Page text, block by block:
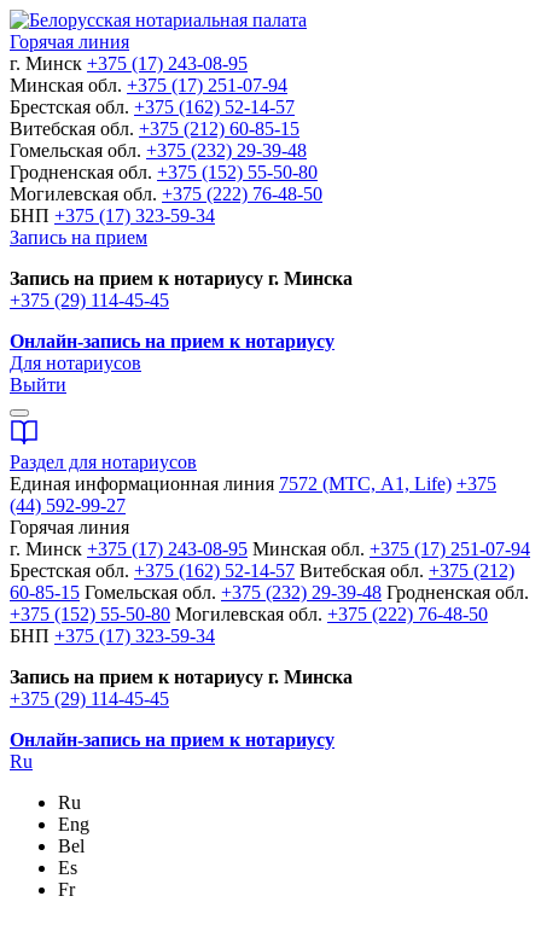
Горячая линия
г. Минск +375 (17) 243-08-95
Минская обл. +375 (17) 251-07-94
Брестская обл. +375 (162) 52-14-57
Витебская обл. +375 (212) 60-85-15
Гомельская обл. +375 (232) 29-39-48
Гродненская обл. +375 (152) 55-50-80
Могилевская обл. +375 (222) 76-48-50
БНП +375 (17) 323-59-34
Запись на прием
Запись на прием к нотариусу г. Минска
+375 (29) 114-45-45
Онлайн-запись на прием к нотариусу
Для нотариусов
Выйти
Раздел для нотариусов
Единая информационная линия 7572 (МТС, A1, Life) +375
(44) 592-99-27
Горячая линия
г. Минск +375 (17) 243-08-95 Минская обл. +375 (17) 251-07-94
Брестская обл. +375 (162) 52-14-57 Витебская обл. +375 (212)
60-85-15 Гомельская обл. +375 (232) 29-39-48 Гродненская обл.
+375 (152) 55-50-80 Могилевская обл. +375 (222) 76-48-50
БНП +375 (17) 323-59-34
Запись на прием к нотариусу г. Минска
+375 (29) 114-45-45
Онлайн-запись на прием к нотариусу
Ru
Ru
Eng
Bel
Es
Fr